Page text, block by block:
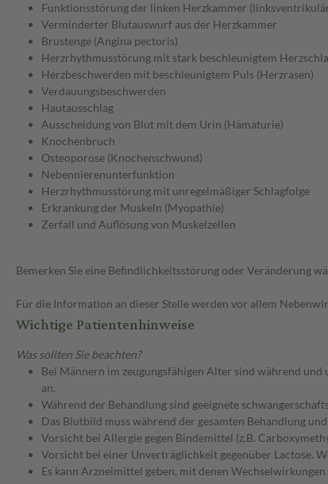
Funktionsstörung der linken Herzkammer
Verminderter Blutauswurf aus der Herzkammer
Brustenge (Angina pectoris)
Herzrhythmusstörung mit stark beschleunigtem
Herzbeschwerden mit beschleunigtem Puls (Herzrasen)
Verdauungsbeschwerden
Hautausschlag
Ausscheidung von Blut mit dem Urin (Hämaturie)
Knochenbruch
Osteoporose (Knochenschwund)
Nebennierenunterfunktion
Herzrhythmusstörung mit unregelmäßiger Schlagfolge
Erkrankung der Muskeln (Myopathie)
Zerfall und Auflösung von Muskelzellen
Bemerken Sie eine Befindlichkeitsstörung oder Veränderung
Für die Information an dieser Stelle werden vor allem
Wichtige Patientenhinweise
Was sollten Sie beachten?
Bei Männern im zeugungsfähigen Alter sind während
an.
Während der Behandlung sind geeignete
Das Blutbild muss während der gesamten Behandlung
Vorsicht bei Allergie gegen Bindemittel (z.B.
Vorsicht bei einer Unverträglichkeit gegenüber Lactose.
Es kann Arzneimittel geben, mit denen